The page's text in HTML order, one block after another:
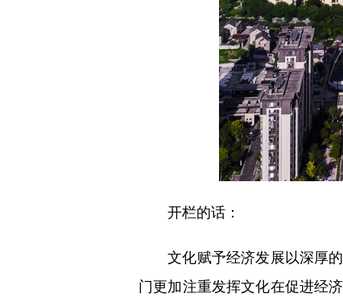
开栏的话：
文化赋予经济发展以深厚
门更加注重发挥文化在促进经